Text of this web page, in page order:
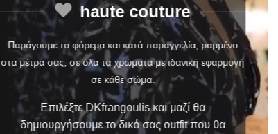
haute couture
Παράγουμε το φόρεμα και κατά παραγγελία, ραμμένο
στα μέτρα σας, σε όλα τα χρώματα με ιδανική εφαρμογή
σε κάθε σώμα.
Επιλέξτε DKfrangoulis και μαζί θα
δημιουργήσουμε το δικό σας outfit που θα